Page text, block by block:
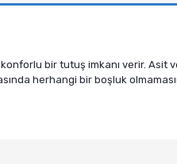
bir tutuş imkanı verir. Asit
herhangi bir boşluk